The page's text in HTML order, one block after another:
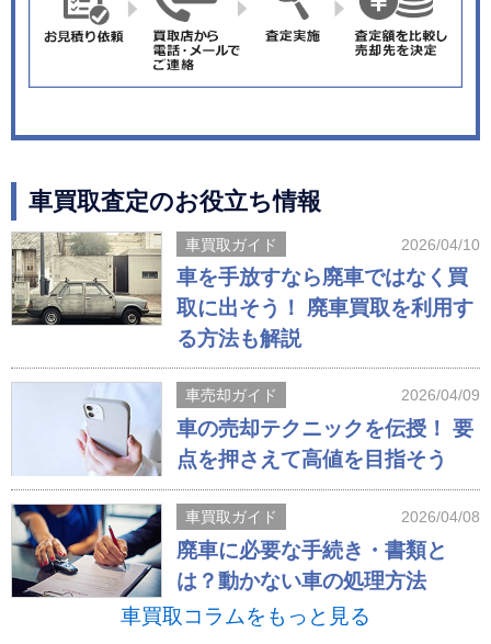
車買取査定のお役立ち情報
車買取ガイド 2026/04/10
車を手放すなら廃車ではなく買
取に出そう！ 廃車買取を利用す
る方法も解説
車売却ガイド 2026/04/09
車の売却テクニックを伝授！ 要
点を押さえて高値を目指そう
車買取ガイド 2026/04/08
廃車に必要な手続き・書類と
は？動かない車の処理方法
車買取コラムをもっと見る